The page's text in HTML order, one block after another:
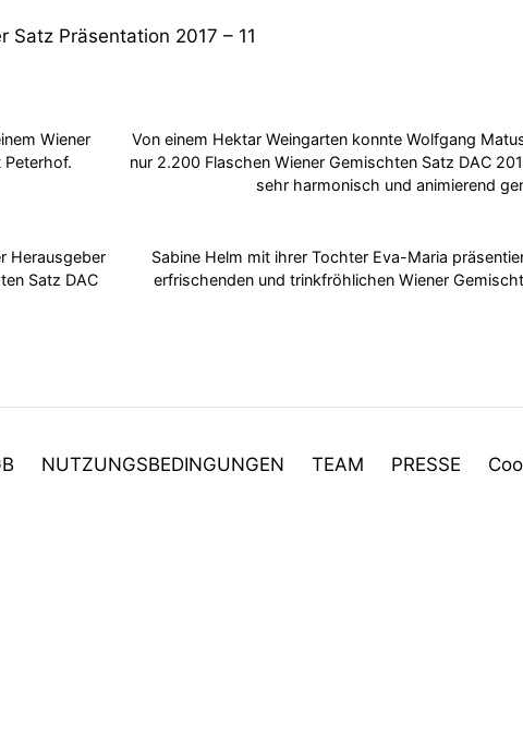
Wiener
Peterhof.
Von einem Hektar Weingarten konnte Wolfgang
nur 2.200 Flaschen Wiener Gemischten Satz DAC
sehr harmonisch und animierend
Herausgeber
Satz DAC
Sabine Helm mit ihrer Tochter Eva-Maria
erfrischenden und trinkfröhlichen Wiener
NUTZUNGSBEDINGUNGEN TEAM PRESSE